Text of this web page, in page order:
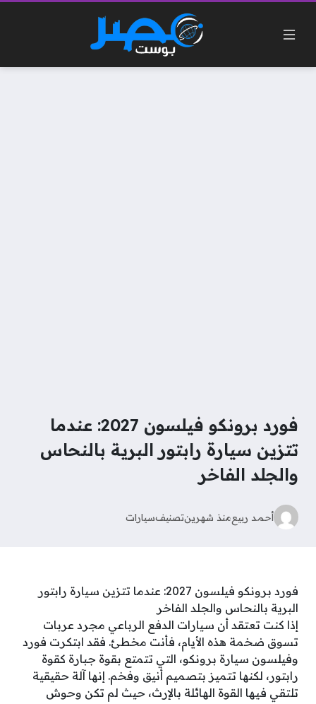
فورد برونكو فيلسون 2027: عندما
تتزين سيارة رابتور البرية بالنحاس
والجلد الفاخر
أحمد ربيعمنذ شهرينتصنيفسيارات
فورد برونكو فيلسون 2027: عندما تتزين سيارة رابتور
البرية بالنحاس والجلد الفاخر
إذا كنت تعتقد أن سيارات الدفع الرباعي مجرد عربات
تسوق ضخمة هذه الأيام، فأنت مخطئ. فقد ابتكرت فورد
وفيلسون سيارة برونكو، التي تتمتع بقوة جبارة كقوة
رابتور، لكنها تتميز بتصميم أنيق وفخم. إنها آلة حقيقية
تلتقي فيها القوة الهائلة بالإرث، حيث لم تكن وحوش